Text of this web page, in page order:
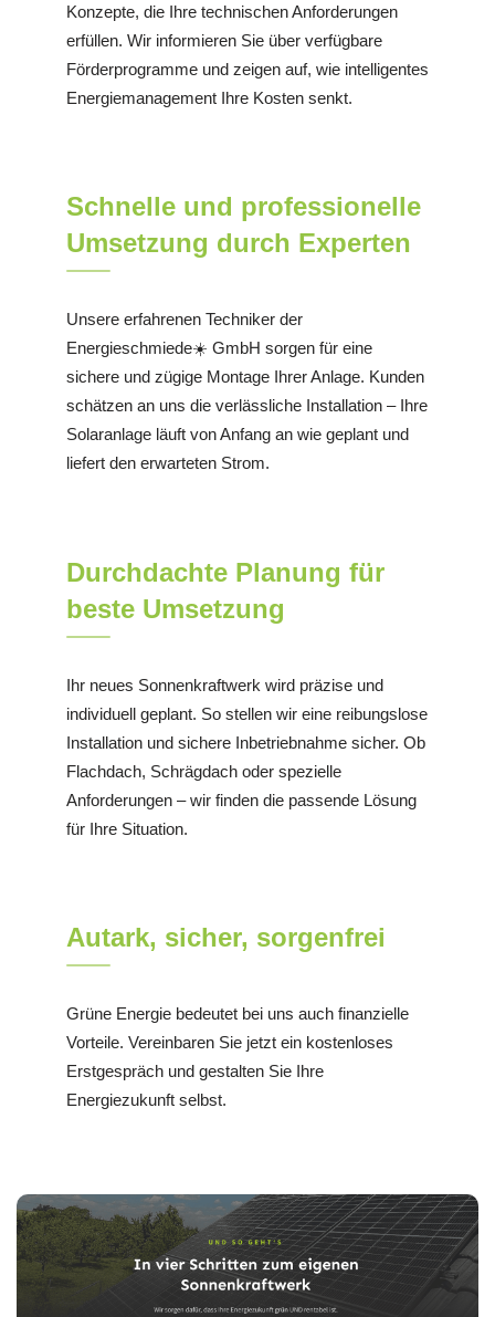
Konzepte, die Ihre technischen Anforderungen
erfüllen. Wir informieren Sie über verfügbare
Förderprogramme und zeigen auf, wie intelligentes
Energiemanagement Ihre Kosten senkt.
Schnelle und professionelle
Umsetzung durch Experten
Unsere erfahrenen Techniker der
Energieschmiede☀️ GmbH sorgen für eine
sichere und zügige Montage Ihrer Anlage. Kunden
schätzen an uns die verlässliche Installation – Ihre
Solaranlage läuft von Anfang an wie geplant und
liefert den erwarteten Strom.
Durchdachte Planung für
beste Umsetzung
Ihr neues Sonnenkraftwerk wird präzise und
individuell geplant. So stellen wir eine reibungslose
Installation und sichere Inbetriebnahme sicher. Ob
Flachdach, Schrägdach oder spezielle
Anforderungen – wir finden die passende Lösung
für Ihre Situation.
Autark, sicher, sorgenfrei
Grüne Energie bedeutet bei uns auch finanzielle
Vorteile. Vereinbaren Sie jetzt ein kostenloses
Erstgespräch und gestalten Sie Ihre
Energiezukunft selbst.